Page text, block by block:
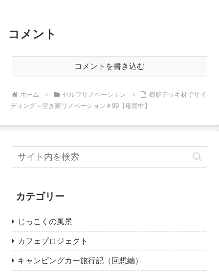
コメント
コメントを書き込む
ホーム セルフリノベーション
樹脂デッキ材でサイ
ディング～空き家リノベーション＃99【母屋中】
カテゴリー
じっこくの風景
カフェプロジェクト
キャンピングカー旅行記（回想編）